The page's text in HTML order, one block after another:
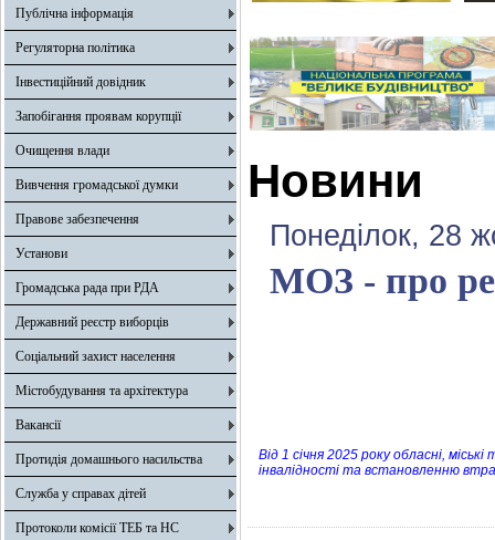
Публічна інформація
Регуляторна політика
Інвестиційний довідник
Запобігання проявам корупції
Очищення влади
Вивчення громадської думки
Правове забезпечення
Установи
Громадська рада при РДА
Державний реєстр виборців
Соціальний захист населення
Містобудування та архітектура
Вакансії
Протидія домашнього насильства
Служба у справах дітей
Протоколи комісії ТЕБ та НС
Новини
Понеділок, 28
МОЗ - про
Від 1 січня 2025 року обласні,
інвалідності та встановленню